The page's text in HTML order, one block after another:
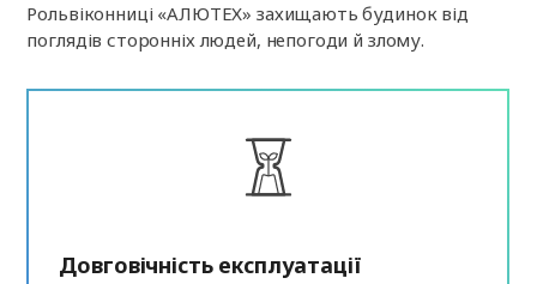
Рольвіконниці «АЛЮТЕХ» захищають будинок від
поглядів сторонніх людей, непогоди й злому.
Довговічність експлуатації